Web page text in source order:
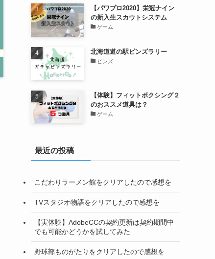
【パワプロ2020】栄冠ナイン
の新入生スカウトシステム
ゲーム
北海道道の駅ピンズラリー
ピンズ
【体験】フィットボクシング２
のおススメ道具は？
ゲーム
最近の投稿
こだわりラーメン館をクリアしたので感想を
TVスタジオ物語をクリアしたので感想を
【実体験】AdobeCCの契約更新は契約期間中
でも可能かどうかを試してみた
野球部ものがたりをクリアしたので感想を